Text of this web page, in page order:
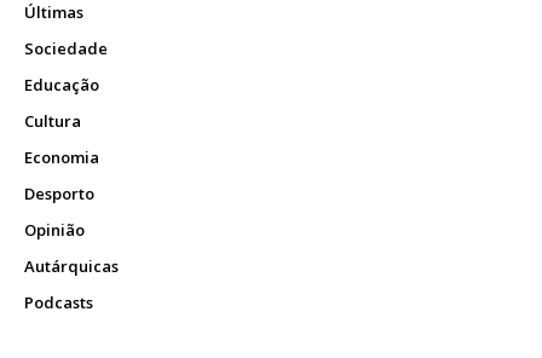
Últimas
Sociedade
Educação
Cultura
Economia
Desporto
Opinião
Autárquicas
Podcasts